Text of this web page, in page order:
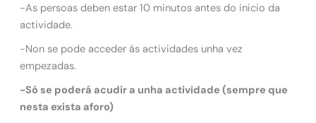
-As persoas deben estar 10 minutos antes do inicio da
actividade.
-Non se pode acceder ás actividades unha vez
empezadas.
-Só se poderá acudir a unha actividade (sempre que
nesta exista aforo)